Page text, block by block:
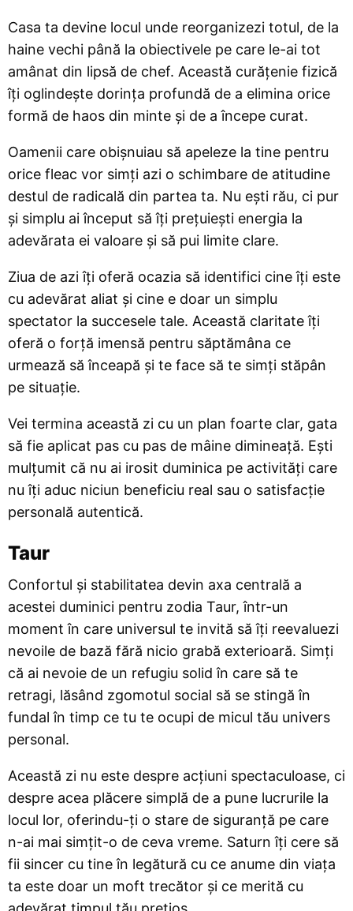
Casa ta devine locul unde reorganizezi totul, de la
haine vechi până la obiectivele pe care le-ai tot
amânat din lipsă de chef. Această curățenie fizică
îți oglindește dorința profundă de a elimina orice
formă de haos din minte și de a începe curat.
Oamenii care obișnuiau să apeleze la tine pentru
orice fleac vor simți azi o schimbare de atitudine
destul de radicală din partea ta. Nu ești rău, ci pur
și simplu ai început să îți prețuiești energia la
adevărata ei valoare și să pui limite clare.
Ziua de azi îți oferă ocazia să identifici cine îți este
cu adevărat aliat și cine e doar un simplu
spectator la succesele tale. Această claritate îți
oferă o forță imensă pentru săptămâna ce
urmează să înceapă și te face să te simți stăpân
pe situație.
Vei termina această zi cu un plan foarte clar, gata
să fie aplicat pas cu pas de mâine dimineață. Ești
mulțumit că nu ai irosit duminica pe activități care
nu îți aduc niciun beneficiu real sau o satisfacție
personală autentică.
Taur
Confortul și stabilitatea devin axa centrală a
acestei duminici pentru zodia Taur, într-un
moment în care universul te invită să îți reevaluezi
nevoile de bază fără nicio grabă exterioară. Simți
că ai nevoie de un refugiu solid în care să te
retragi, lăsând zgomotul social să se stingă în
fundal în timp ce tu te ocupi de micul tău univers
personal.
Această zi nu este despre acțiuni spectaculoase, ci
despre acea plăcere simplă de a pune lucrurile la
locul lor, oferindu-ți o stare de siguranță pe care
n-ai mai simțit-o de ceva vreme. Saturn îți cere să
fii sincer cu tine în legătură cu ce anume din viața
ta este doar un moft trecător și ce merită cu